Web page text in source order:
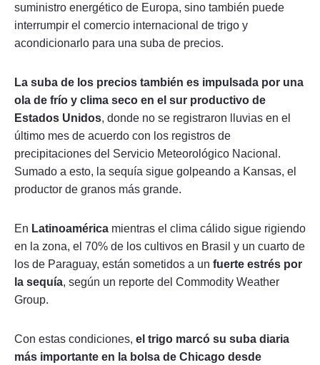
suministro energético de Europa, sino también puede
interrumpir el comercio internacional de trigo y
acondicionarlo para una suba de precios.
La suba de los precios también es impulsada por una
ola de frío y clima seco en el sur productivo de
Estados Unidos, donde no se registraron lluvias en el
último mes de acuerdo con los registros de
precipitaciones del Servicio Meteorológico Nacional.
Sumado a esto, la sequía sigue golpeando a Kansas, el
productor de granos más grande.
En Latinoamérica mientras el clima cálido sigue rigiendo
en la zona, el 70% de los cultivos en Brasil y un cuarto de
los de Paraguay, están sometidos a un fuerte estrés por
la sequía, según un reporte del Commodity Weather
Group.
Con estas condiciones, el trigo marcó su suba diaria
más importante en la bolsa de Chicago desde